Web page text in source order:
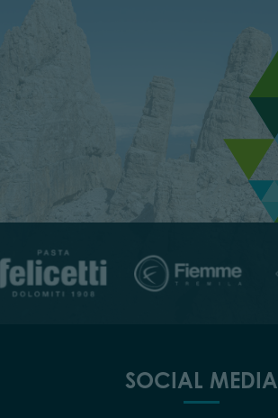
SOCIAL MEDIA